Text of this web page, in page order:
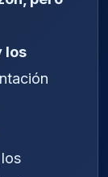
los